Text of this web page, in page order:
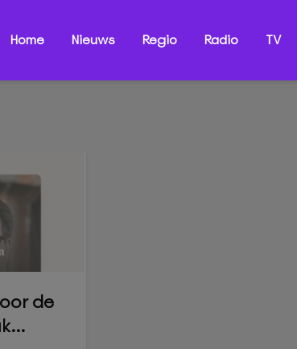
Home Nieuws Regio Radio TV
de